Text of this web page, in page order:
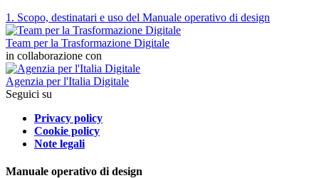
1. Scopo, destinatari e uso del Manuale operativo di design
Team per la Trasformazione Digitale
in collaborazione con
Agenzia per l'Italia Digitale
Seguici su
Privacy policy
Cookie policy
Note legali
Manuale operativo di design